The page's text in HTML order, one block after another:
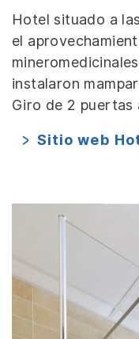
Hotel situado a
el
instalaron
Giro de 2 puertas
Sitio web